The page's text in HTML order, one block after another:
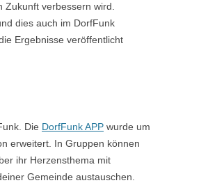
Zukunft verbessern wird.
dies auch im DorfFunk
Ergebnisse veröffentlicht
Die DorfFunk APP wurde um
erweitert. In Gruppen können
ihr Herzensthema mit
Gemeinde austauschen.